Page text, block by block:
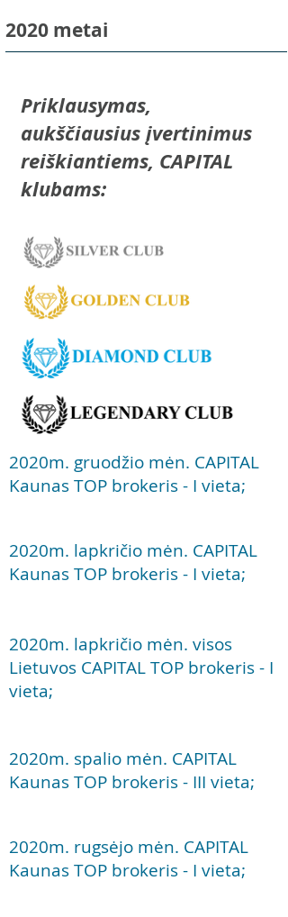
2020 metai
Priklausymas,
aukščiausius įvertinimus
reiškiantiems, CAPITAL
klubams:
2020m. gruodžio mėn. CAPITAL
Kaunas TOP brokeris - I vieta;
2020m. lapkričio mėn. CAPITAL
Kaunas TOP brokeris - I vieta;
2020m. lapkričio mėn. visos
Lietuvos CAPITAL TOP brokeris - I
vieta;
2020m. spalio mėn. CAPITAL
Kaunas TOP brokeris - III vieta;
2020m. rugsėjo mėn. CAPITAL
Kaunas TOP brokeris - I vieta;